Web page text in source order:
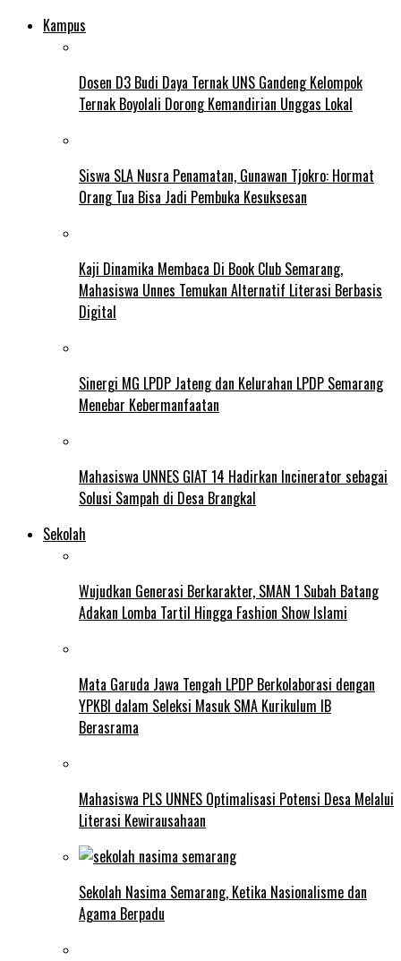
Kampus
Dosen D3 Budi Daya Ternak UNS Gandeng Kelompok
Ternak Boyolali Dorong Kemandirian Unggas Lokal
Siswa SLA Nusra Penamatan, Gunawan Tjokro: Hormat
Orang Tua Bisa Jadi Pembuka Kesuksesan
Kaji Dinamika Membaca Di Book Club Semarang,
Mahasiswa Unnes Temukan Alternatif Literasi Berbasis
Digital
Sinergi MG LPDP Jateng dan Kelurahan LPDP Semarang
Menebar Kebermanfaatan
Mahasiswa UNNES GIAT 14 Hadirkan Incinerator sebagai
Solusi Sampah di Desa Brangkal
Sekolah
Wujudkan Generasi Berkarakter, SMAN 1 Subah Batang
Adakan Lomba Tartil Hingga Fashion Show Islami
Mata Garuda Jawa Tengah LPDP Berkolaborasi dengan
YPKBI dalam Seleksi Masuk SMA Kurikulum IB
Berasrama
Mahasiswa PLS UNNES Optimalisasi Potensi Desa Melalui
Literasi Kewirausahaan
Sekolah Nasima Semarang, Ketika Nasionalisme dan
Agama Berpadu